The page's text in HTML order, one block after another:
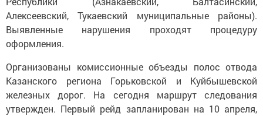
Алексеевский, Тукаевский муниципальные районы).
Выявленные нарушения проходят процедуру
оформления.
Организованы комиссионные объезды полос отвода
Казанского региона Горьковской и Куйбышевской
железных дорог. На сегодня маршрут следования
утвержден. Первый рейд запланирован на 10 апреля,